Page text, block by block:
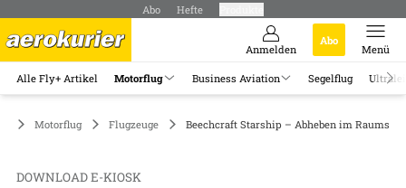
Abo Hefte
Anmelden
Abo
Menü
Alle Fly+ Artikel Motorflug Business Aviation Segelflug
Motorflug Flugzeuge Beechcraft Starship – Abheben im
DOWNLOAD E-KIOSK